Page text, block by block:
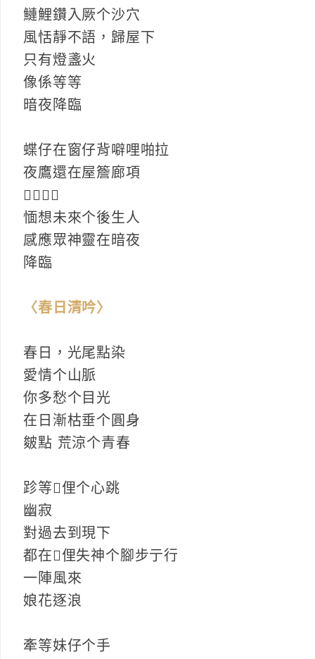
鰱鯉鑽入厥个沙穴
風恬靜不語，歸屋下
只有燈盞火
像係等等
暗夜降臨
蝶仔在窗仔背噼哩啪拉
夜鷹還在屋簷廊項
𫟧上𫟧下
愐想未來个後生人
感應眾神靈在暗夜
降臨
〈春日清吟〉
春日，光尾點染
愛情个山脈
你多愁个目光
在日漸枯垂个圓身
皴點 荒涼个青春
跈等𫣆俚个心跳
幽寂
對過去到現下
都在𫣆俚失神个腳步亍行
一陣風來
娘花逐浪
牽等妹仔个手